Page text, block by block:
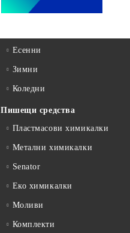
Есенни
Зимни
Коледни
Пишещи средства
Пластмасови химикалки
Метални химикалки
Senator
Еко химикалки
Моливи
Комплекти